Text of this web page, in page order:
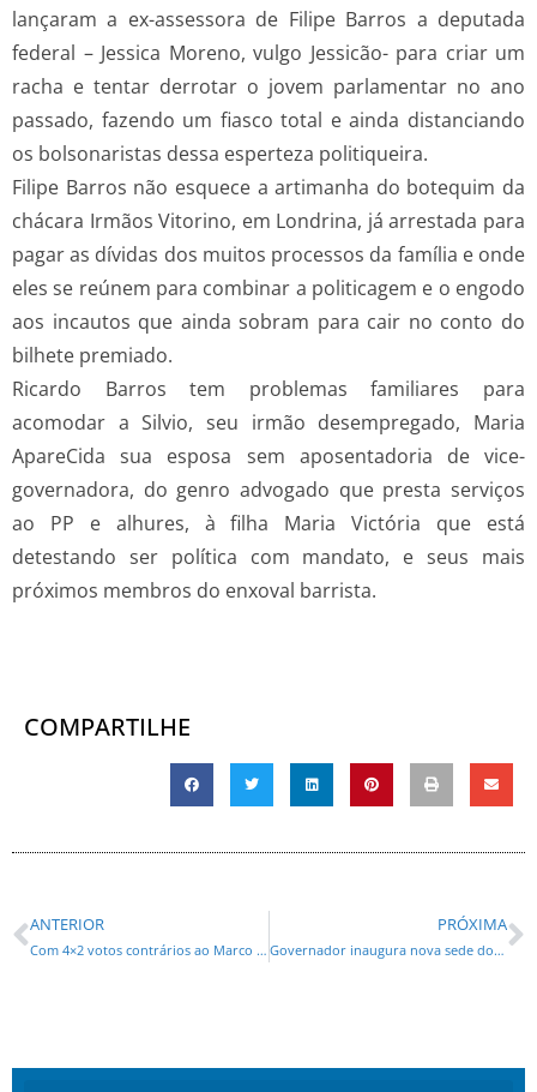
lançaram a ex-assessora de Filipe Barros a deputada
federal – Jessica Moreno, vulgo Jessicão- para criar um
racha e tentar derrotar o jovem parlamentar no ano
passado, fazendo um fiasco total e ainda distanciando
os bolsonaristas dessa esperteza politiqueira.
Filipe Barros não esquece a artimanha do botequim da
chácara Irmãos Vitorino, em Londrina, já arrestada para
pagar as dívidas dos muitos processos da família e onde
eles se reúnem para combinar a politicagem e o engodo
aos incautos que ainda sobram para cair no conto do
bilhete premiado.
Ricardo Barros tem problemas familiares para
acomodar a Silvio, seu irmão desempregado, Maria
ApareCida sua esposa sem aposentadoria de vice-
governadora, do genro advogado que presta serviços
ao PP e alhures, à filha Maria Victória que está
detestando ser política com mandato, e seus mais
próximos membros do enxoval barrista.
COMPARTILHE
ANTERIOR
Com 4×2 votos contrários ao Marco Temporal, STF paralisa julgamento.
PRÓXIMA
Governador inaugura nova sede do Corpo de Bombeiros de Foz do Iguaçu, a maior do Estado